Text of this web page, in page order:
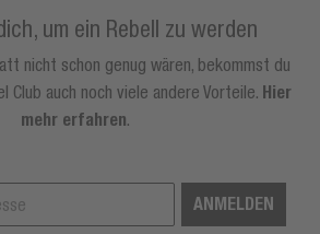
um ein Rebell zu werden
nicht schon genug wären, bekommst du
Club auch noch viele andere Vorteile. Hier
mehr erfahren.
ANMELDEN